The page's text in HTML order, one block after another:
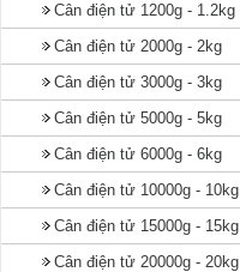
Cân điện tử 1200g - 1.2kg
Cân điện tử 2000g - 2kg
Cân điện tử 3000g - 3kg
Cân điện tử 5000g - 5kg
Cân điện tử 6000g - 6kg
Cân điện tử 10000g - 10kg
Cân điện tử 15000g - 15kg
Cân điện tử 20000g - 20kg